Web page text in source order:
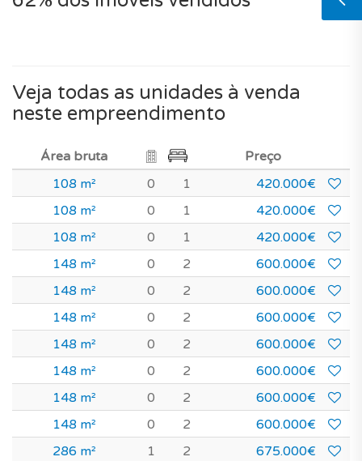
Veja todas as unidades à venda
neste empreendimento
Área bruta
Preço
108 m²
0 1
420.000€
108 m²
0 1
420.000€
108 m²
0 1
420.000€
148 m²
0 2
600.000€
148 m²
0 2
600.000€
148 m²
0 2
600.000€
148 m²
0 2
600.000€
148 m²
0 2
600.000€
148 m²
0 2
600.000€
148 m²
0 2
600.000€
286 m²
1 2
675.000€